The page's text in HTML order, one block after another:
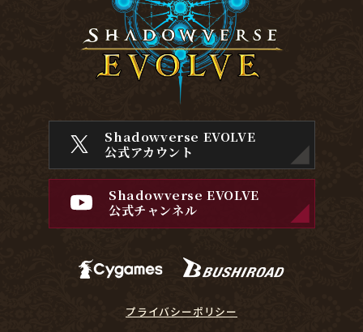
Shadowverse EVOLVE
公式アカウント
Shadowverse EVOLVE
公式チャンネル
プライバシーポリシー